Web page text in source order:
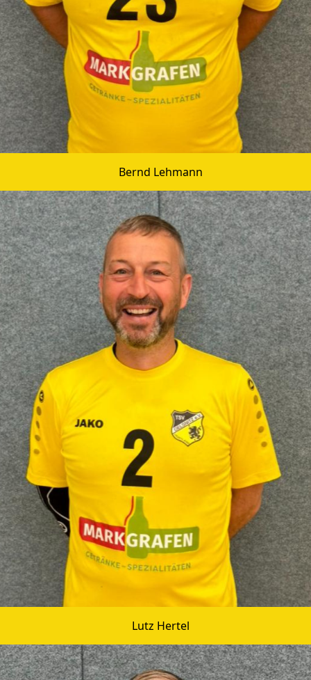
Bernd Lehmann
Lutz Hertel